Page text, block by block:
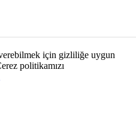
için gizliliğe uygun
politikamızı